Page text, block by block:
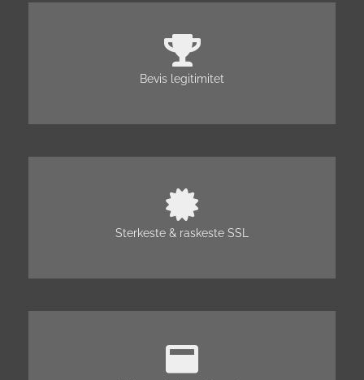
Bevis legitimitet
Sterkeste & raskeste SSL